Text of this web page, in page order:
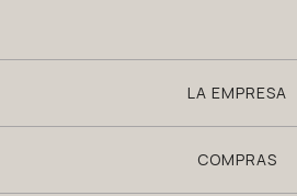
LA EMPRESA
COMPRAS